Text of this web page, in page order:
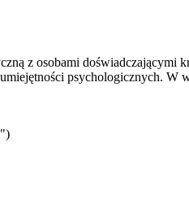
z osobami
psychologicznych.